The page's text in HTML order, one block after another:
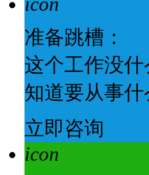
准备跳槽：
这个工作没
知道要从事
立即咨询
icon